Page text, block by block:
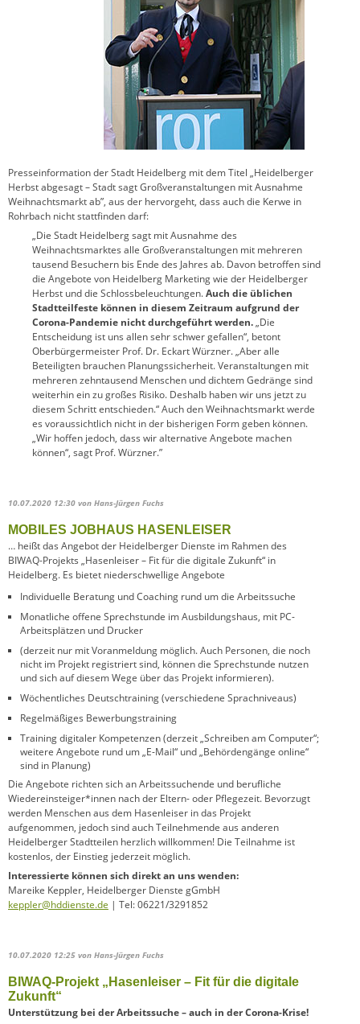
Presseinformation der Stadt Heidelberg mit dem Titel „Heidelberger
Herbst abgesagt – Stadt sagt Großveranstaltungen mit Ausnahme
Weihnachtsmarkt ab”, aus der hervorgeht, dass auch die Kerwe in
Rohrbach nicht stattfinden darf:
„Die Stadt Heidelberg sagt mit Ausnahme des
Weihnachtsmarktes alle Großveranstaltungen mit mehreren
tausend Besuchern bis Ende des Jahres ab. Davon betroffen sind
die Angebote von Heidelberg Marketing wie der Heidelberger
Herbst und die Schlossbeleuchtungen.Auch die üblichen
Stadtteilfeste können in diesem Zeitraum aufgrund der
Corona-Pandemie nicht durchgeführt werden.„Die
Entscheidung ist uns allen sehr schwer gefallen“, betont
Oberbürgermeister Prof. Dr. Eckart Würzner. „Aber alle
Beteiligten brauchen Planungssicherheit. Veranstaltungen mit
mehreren zehntausend Menschen und dichtem Gedränge sind
weiterhin ein zu großes Risiko. Deshalb haben wir uns jetzt zu
diesem Schritt entschieden.“ Auch den Weihnachtsmarkt werde
es voraussichtlich nicht in der bisherigen Form geben können.
„Wir hoffen jedoch, dass wir alternative Angebote machen
können“, sagt Prof. Würzner.”
10.07.2020 12:30 von Hans-Jürgen Fuchs
MOBILES JOBHAUS HASENLEISER
… heißt das Angebot der Heidelberger Dienste im Rahmen des
BIWAQ-Projekts „Hasenleiser – Fit für die digitale Zukunft“ in
Heidelberg. Es bietet niederschwellige Angebote
Individuelle Beratung und Coaching rund um die Arbeitssuche
Monatliche offene Sprechstunde im Ausbildungshaus, mit PC-
Arbeitsplätzen und Drucker
(derzeit nur mit Voranmeldung möglich. Auch Personen, die noch
nicht im Projekt registriert sind, können die Sprechstunde nutzen
und sich auf diesem Wege über das Projekt informieren).
Wöchentliches Deutschtraining (verschiedene Sprachniveaus)
Regelmäßiges Bewerbungstraining
Training digitaler Kompetenzen (derzeit „Schreiben am Computer“;
weitere Angebote rund um „E-Mail“ und „Behördengänge online“
sind in Planung)
Die Angebote richten sich an Arbeitssuchende und berufliche
Wiedereinsteiger*innen nach der Eltern- oder Pflegezeit. Bevorzugt
werden Menschen aus dem Hasenleiser in das Projekt
aufgenommen, jedoch sind auch Teilnehmende aus anderen
Heidelberger Stadtteilen herzlich willkommen! Die Teilnahme ist
kostenlos, der Einstieg jederzeit möglich.
Interessierte können sich direkt an uns wenden:
Mareike Keppler, Heidelberger Dienste gGmbH
keppler@hddienste.de | Tel: 06221/3291852
10.07.2020 12:25 von Hans-Jürgen Fuchs
BIWAQ-Projekt „Hasenleiser – Fit für die digitale
Zukunft“
Unterstützung bei der Arbeitssuche – auch in der Corona-Krise!